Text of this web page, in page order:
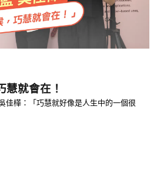
慧就會在！
佳樺：「巧慧就好像是人生中的一個很